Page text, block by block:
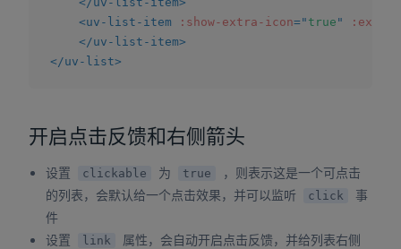
<uv-list-item :show-extra-icon=" true "
</uv-list-item>
</uv-list>
开启点击反馈和右侧箭头
设置 clickable 为 true
，则表示这是一个可点击
的列表，会默认给一个点击效果，并可以监听
click
事
件
设置
link
属性，会自动开启点击反馈，并给列表右侧